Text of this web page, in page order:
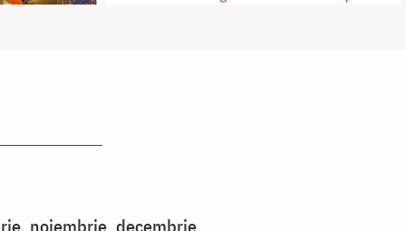
noiembrie decembrie